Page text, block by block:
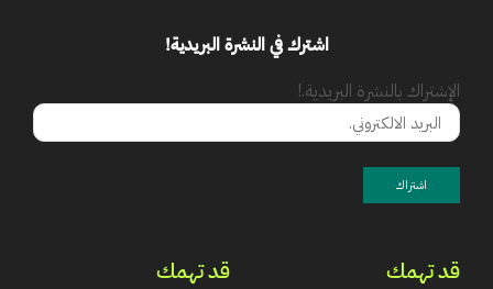
اشترك في النشرة البريدية!
الإشتراك بالنشرة البريدية.!
قد تهمك قد تهمك